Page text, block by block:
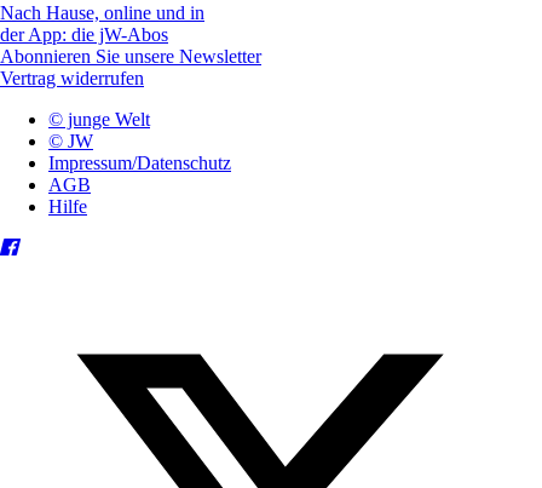
Nach Hause, online und in
der App: die jW-Abos
Abonnieren Sie unsere Newsletter
Vertrag widerrufen
© junge Welt
© JW
Impressum/Datenschutz
AGB
Hilfe